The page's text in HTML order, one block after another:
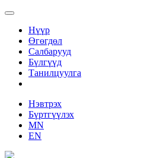
Нүүр
Өгөгдөл
Салбарууд
Бүлгүүд
Танилцуулга
Нэвтрэх
Бүртгүүлэх
MN
EN